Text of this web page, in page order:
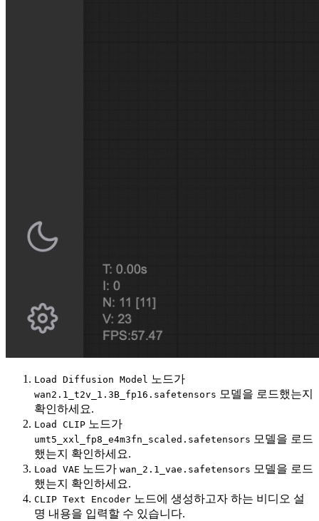
Load Diffusion Model 노드가
wan2.1_t2v_1.3B_fp16.safetensors 모델을 로드했는지
확인하세요.
Load CLIP 노드가
umt5_xxl_fp8_e4m3fn_scaled.safetensors 모델을 로드
했는지 확인하세요.
Load VAE 노드가 wan_2.1_vae.safetensors 모델을 로드
했는지 확인하세요.
CLIP Text Encoder 노드에 생성하고자 하는 비디오 설
명 내용을 입력할 수 있습니다.